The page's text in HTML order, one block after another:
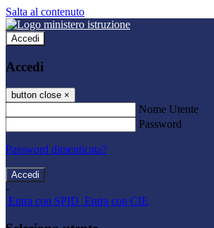
Salta al contenuto
Accedi
Accedi
button close ×
Nome Utente
Password
Password dimenticata?
-
Entra con SPID Entra con CIE